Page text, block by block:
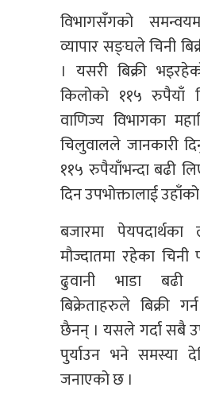
विभागसँगको
व्यापार सङ्घले चिनी
। यसरी बिक्री
किलोको ११५ रुपैयाँ
वाणिज्य विभागका
चिलुवालले जानकारी
११५ रुपैयाँभन्दा बढी
दिन उपभोक्तालाई
बजारमा पेयपदार्थका
मौज्दातमा रहेका
ढुवानी भाडा बढी
बिक्रेताहरुले बिक्री
छैनन् । यसले गर्दा सबै
पुर्याउन भने समस्या
जनाएको छ ।